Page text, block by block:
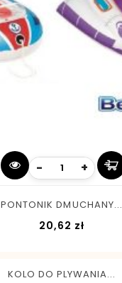
- +
PONTONIK DMUCHANY...
20,62 złCena
KOLO DO PLYWANIA...